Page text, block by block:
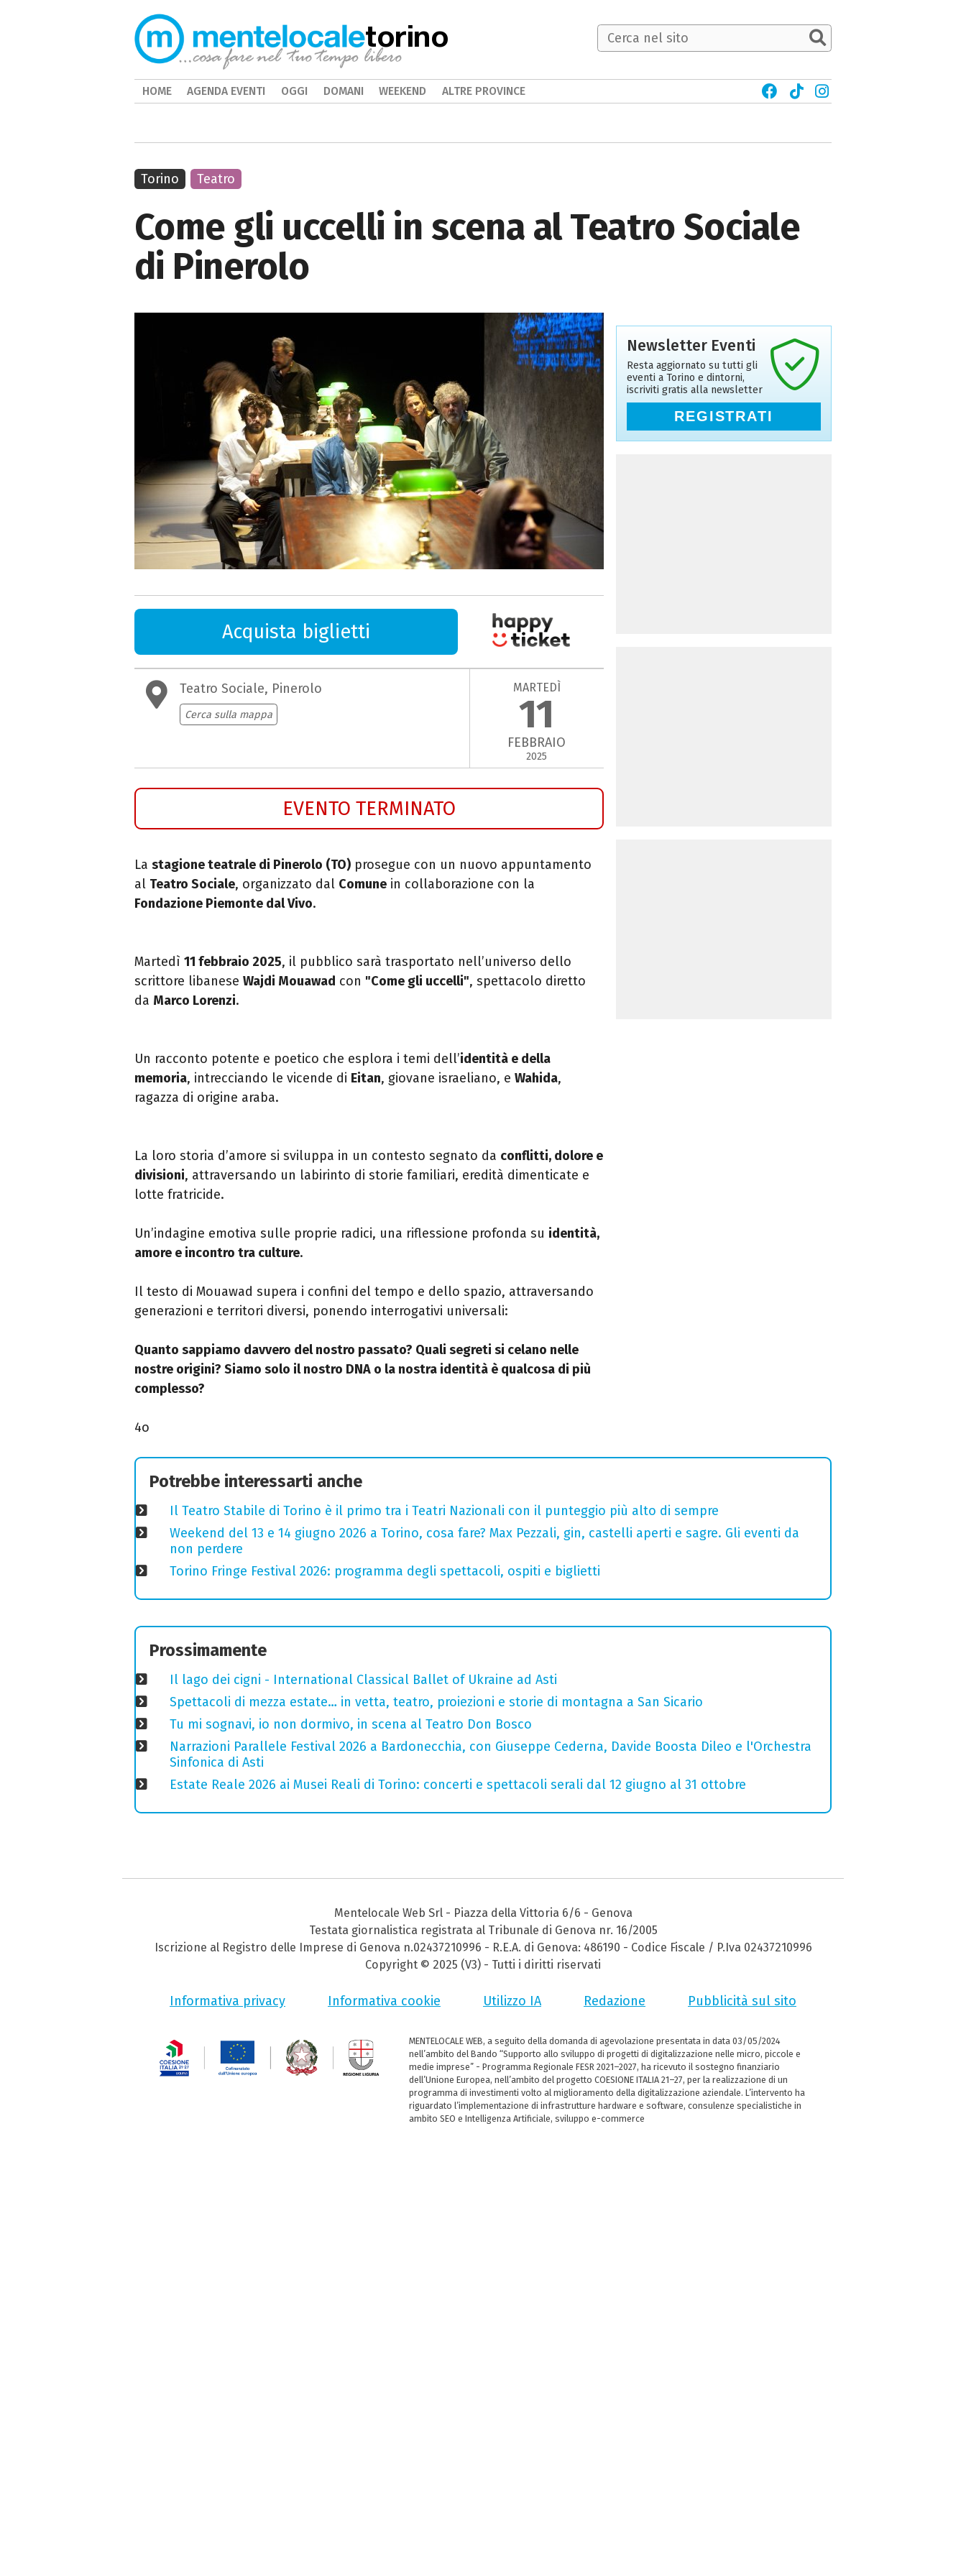
Come gli uccelli in scena al Teatro Sociale
di Pinerolo
Acquista biglietti
Teatro Sociale, Pinerolo
Cerca sulla mappa
MARTEDÌ
11
FEBBRAIO
2025
EVENTO TERMINATO
La stagione teatrale di Pinerolo (TO) prosegue con un nuovo appuntamento
al Teatro Sociale, organizzato dal Comune in collaborazione con la
Fondazione Piemonte dal Vivo.
Martedì 11 febbraio 2025, il pubblico sarà trasportato nell’universo dello
scrittore libanese Wajdi Mouawad con "Come gli uccelli", spettacolo diretto
da Marco Lorenzi.
Un racconto potente e poetico che esplora i temi dell’identità e della
memoria, intrecciando le vicende di Eitan, giovane israeliano, e Wahida,
ragazza di origine araba.
La loro storia d’amore si sviluppa in un contesto segnato da conflitti, dolore e
divisioni, attraversando un labirinto di storie familiari, eredità dimenticate e
lotte fratricide.
Un’indagine emotiva sulle proprie radici, una riflessione profonda su identità,
amore e incontro tra culture.
Il testo di Mouawad supera i confini del tempo e dello spazio, attraversando
generazioni e territori diversi, ponendo interrogativi universali:
Quanto sappiamo davvero del nostro passato? Quali segreti si celano nelle
nostre origini? Siamo solo il nostro DNA o la nostra identità è qualcosa di più
complesso?
4o
Torino Teatro
Newsletter Eventi
Resta aggiornato su tutti gli
eventi a Torino e dintorni,
iscriviti gratis alla newsletter
REGISTRATI
Potrebbe interessarti anche
Il Teatro Stabile di Torino è il primo tra i Teatri Nazionali con il punteggio più alto di sempre
Weekend del 13 e 14 giugno 2026 a Torino, cosa fare? Max Pezzali, gin, castelli aperti e sagre. Gli eventi da
non perdere
Torino Fringe Festival 2026: programma degli spettacoli, ospiti e biglietti
Prossimamente
Il lago dei cigni - International Classical Ballet of Ukraine ad Asti
Spettacoli di mezza estate… in vetta, teatro, proiezioni e storie di montagna a San Sicario
Tu mi sognavi, io non dormivo, in scena al Teatro Don Bosco
Narrazioni Parallele Festival 2026 a Bardonecchia, con Giuseppe Cederna, Davide Boosta Dileo e l'Orchestra
Sinfonica di Asti
Estate Reale 2026 ai Musei Reali di Torino: concerti e spettacoli serali dal 12 giugno al 31 ottobre
torino
HOME AGENDA EVENTI OGGI DOMANI WEEKEND ALTRE PROVINCE
Mentelocale Web Srl - Piazza della Vittoria 6/6 - Genova
Testata giornalistica registrata al Tribunale di Genova nr. 16/2005
Iscrizione al Registro delle Imprese di Genova n.02437210996 - R.E.A. di Genova: 486190 - Codice Fiscale / P.Iva 02437210996
Copyright © 2025 (V3) - Tutti i diritti riservati
Informativa privacy Informativa cookie Utilizzo IA Redazione Pubblicità sul sito
MENTELOCALE WEB, a seguito della domanda di agevolazione presentata in data 03/05/2024
nell’ambito del Bando “Supporto allo sviluppo di progetti di digitalizzazione nelle micro, piccole e
medie imprese” - Programma Regionale FESR 2021–2027, ha ricevuto il sostegno finanziario
dell’Unione Europea, nell’ambito del progetto COESIONE ITALIA 21–27, per la realizzazione di un
programma di investimenti volto al miglioramento della digitalizzazione aziendale. L’intervento ha
riguardato l’implementazione di infrastrutture hardware e software, consulenze specialistiche in
ambito SEO e Intelligenza Artificiale, sviluppo e-commerce